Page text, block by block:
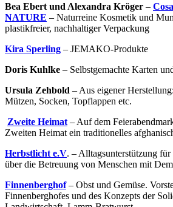
Bea Ebert und Alexandra Kröger –
NATURE – Naturreine Kosmetik und
plastikfreier, nachhaltiger Verpackung
Kira Sperling – JEMAKO-Produkte
Doris Kuhlke – Selbstgemachte Karten
Ursula Zehbold – Aus eigener
Mützen, Socken, Topflappen etc.
Zweite Heimat – Auf dem
Zweiten Heimat ein traditionelles
Herbstlicht e.V. – Alltagsunterstützung
über die Betreuung von Menschen mit
Finnenberghof– Obst und Gemüse.
Finnenberghofes und des Konzepts der